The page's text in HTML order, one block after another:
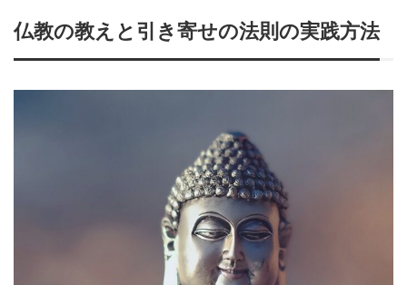
仏教の教えと引き寄せの法則の実践方法